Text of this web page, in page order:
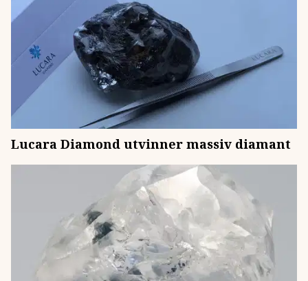
Lucara Diamond utvinner massiv diamant